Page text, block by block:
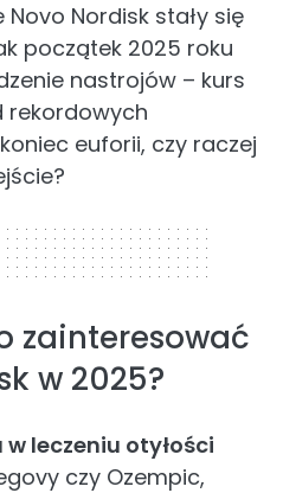
Novo Nordisk stały się
początek 2025 roku
nastrojów – kurs
rekordowych
euforii, czy raczej
zainteresować
w 2025?
leczeniu otyłości
czy Ozempic,